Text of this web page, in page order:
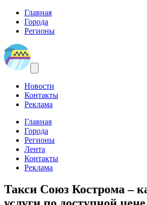
Главная
Города
Регионы
Новости
Контакты
Реклама
Главная
Города
Регионы
Лента
Контакты
Реклама
Такси Союз Кострома –